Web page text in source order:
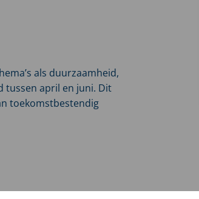
als duurzaamheid,
tussen april en juni. Dit
toekomstbestendig